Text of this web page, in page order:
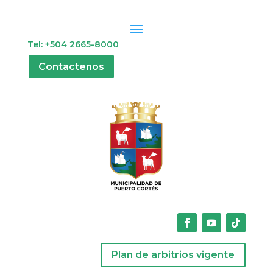
Tel: +504 2665-8000
Contactenos
Plan de arbitrios vigente